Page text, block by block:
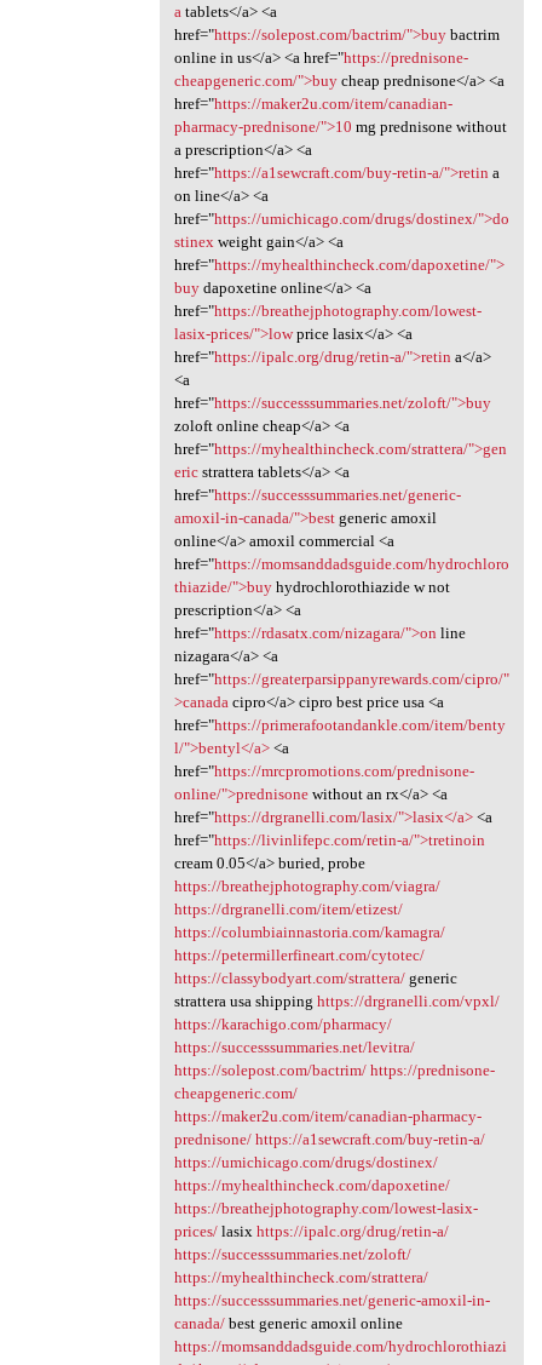
a tablets</a> <a
href="https://solepost.com/bactrim/">buybactrim
online in us</a> <a href="https://prednisone-
cheapgeneric.com/">buycheap prednisone</a> <a
href="https://maker2u.com/item/canadian-
pharmacy-prednisone/">10 mg prednisone without
a prescription</a> <a
href="https://a1sewcraft.com/buy-retin-a/">retin a
on line</a> <a
href="https://umichicago.com/drugs/dostinex/">do
stinex weight gain</a> <a
href="https://myhealthincheck.com/dapoxetine/">
buydapoxetine online</a> <a
href="https://breathejphotography.com/lowest-
lasix-prices/">lowprice lasix</a> <a
href="https://ipalc.org/drug/retin-a/">retin a</a>
<a
href="https://successsummaries.net/zoloft/">buy
zoloft online cheap</a> <a
href="https://myhealthincheck.com/strattera/">gen
ericstrattera tablets</a> <a
href="https://successsummaries.net/generic-
amoxil-in-canada/">bestgeneric amoxil
online</a> amoxil commercial <a
href="https://momsanddadsguide.com/hydrochloro
thiazide/">buyhydrochlorothiazide w not
prescription</a> <a
href="https://rdasatx.com/nizagara/">on line
nizagara</a> <a
href="https://greaterparsippanyrewards.com/cipro/"
>canada cipro</a> cipro best price usa <a
href="https://primerafootandankle.com/item/benty
l/">bentyl</a><a
href="https://mrcpromotions.com/prednisone-
online/">prednisonewithout an rx</a> <a
href="https://drgranelli.com/lasix/">lasix</a><a
href="https://livinlifepc.com/retin-a/">tretinoin
cream 0.05</a> buried, probe
https://breathejphotography.com/viagra/
https://drgranelli.com/item/etizest/
https://columbiainnastoria.com/kamagra/
https://petermillerfineart.com/cytotec/
https://classybodyart.com/strattera/generic
strattera usa shipping https://drgranelli.com/vpxl/
https://karachigo.com/pharmacy/
https://successsummaries.net/levitra/
https://solepost.com/bactrim/ https://prednisone-
cheapgeneric.com/
https://maker2u.com/item/canadian-pharmacy-
prednisone/ https://a1sewcraft.com/buy-retin-a/
https://umichicago.com/drugs/dostinex/
https://myhealthincheck.com/dapoxetine/
https://breathejphotography.com/lowest-lasix-
prices/lasix https://ipalc.org/drug/retin-a/
https://successsummaries.net/zoloft/
https://myhealthincheck.com/strattera/
https://successsummaries.net/generic-amoxil-in-
canada/best generic amoxil online
https://momsanddadsguide.com/hydrochlorothiazi